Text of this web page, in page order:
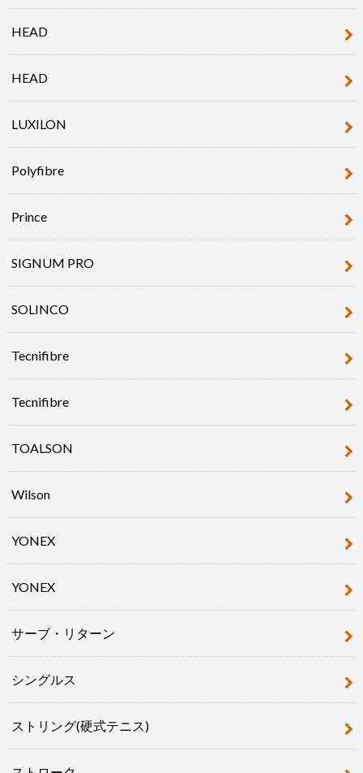
HEAD
HEAD
LUXILON
Polyfibre
Prince
SIGNUM PRO
SOLINCO
Tecnifibre
Tecnifibre
TOALSON
Wilson
YONEX
YONEX
サーブ・リターン
シングルス
ストリング(硬式テニス)